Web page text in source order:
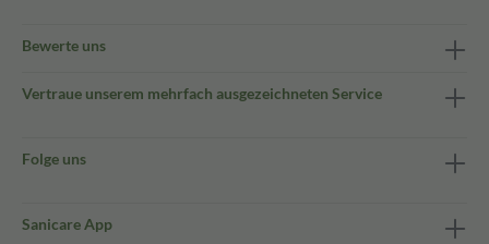
Bewerte uns
Vertraue unserem mehrfach ausgezeichneten Service
Folge uns
Sanicare App